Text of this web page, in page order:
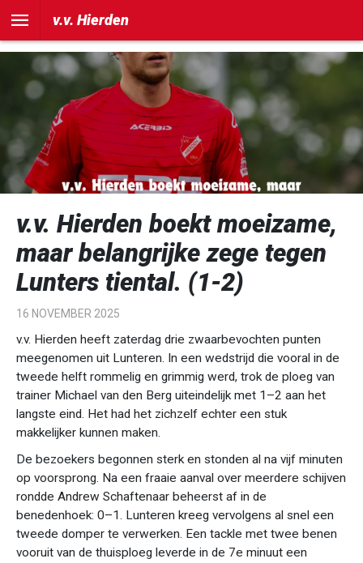
v.v. Hierden
v.v. Hierden boekt moeizame,
maar belangrijke zege tegen
Lunters tiental. (1-2)
16 NOVEMBER 2025
v.v. Hierden heeft zaterdag drie zwaarbevochten punten
meegenomen uit Lunteren. In een wedstrijd die vooral in de
tweede helft rommelig en grimmig werd, trok de ploeg van
trainer Michael van den Berg uiteindelijk met 1–2 aan het
langste eind. Het had het zichzelf echter een stuk
makkelijker kunnen maken.
De bezoekers begonnen sterk en stonden al na vijf minuten
op voorsprong. Na een fraaie aanval over meerdere schijven
rondde Andrew Schaftenaar beheerst af in de
benedenhoek: 0–1. Lunteren kreeg vervolgens al snel een
tweede domper te verwerken. Een tackle met twee benen
vooruit van de thuisploeg leverde in de 7e minuut een